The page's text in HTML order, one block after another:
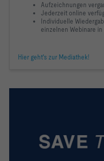
Aufzeichnungen
Jederzeit online
Individuelle
einzelnen Webinare in
Hier geht's zur Mediathek!